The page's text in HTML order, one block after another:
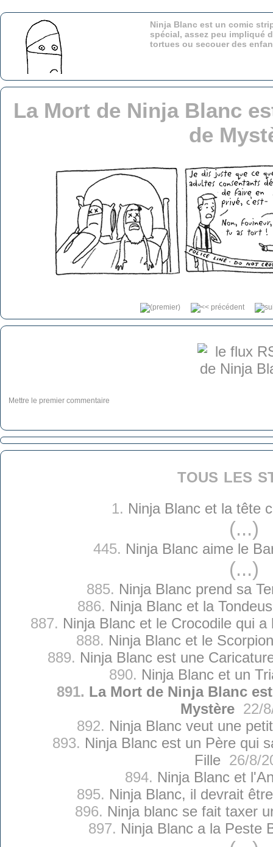
Ninja Blanc est un comic
spécial, assez peu impliqué
tortues ou secouer des
La Mort de Ninja Blanc
de
Mettre le premier commentaire
tous les
1. Ninja Blanc et la tête
(...)
445. Ninja Blanc aime le
(...)
885. Ninja Blanc prend sa
886. Ninja Blanc et la
887. Ninja Blanc et le Crocodile qui
888. Ninja Blanc et le
889. Ninja Blanc est une
890. Ninja Blanc et un
891. La Mort de Ninja Blanc
Mystère 22/
892. Ninja Blanc veut une
893. Ninja Blanc est un Père qui
Fille 26/8/
894. Ninja Blanc et
895. Ninja Blanc, il devrait
896. Ninja blanc se fait taxer
897. Ninja Blanc a la Peste